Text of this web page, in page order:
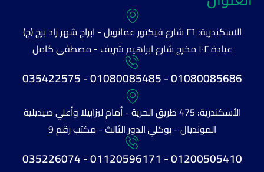
الاسكندرية: ٢٦ شارع فيكتور عمانويل - ابراج شهر زاد برج (ج)
عيادة ١٠٢ مخرج شارع ابراهيم شريف - مصطفى كامل
01080085686 - 01080085485 - 035422575
الأسكندرية: 475 طريق الحرية - أمام ليزابيلا وأعلي صيديلية
المونديال - بوكلي الدور الثالث - مكتب رقم 9
01200505410 - 01120596171 - 035226074